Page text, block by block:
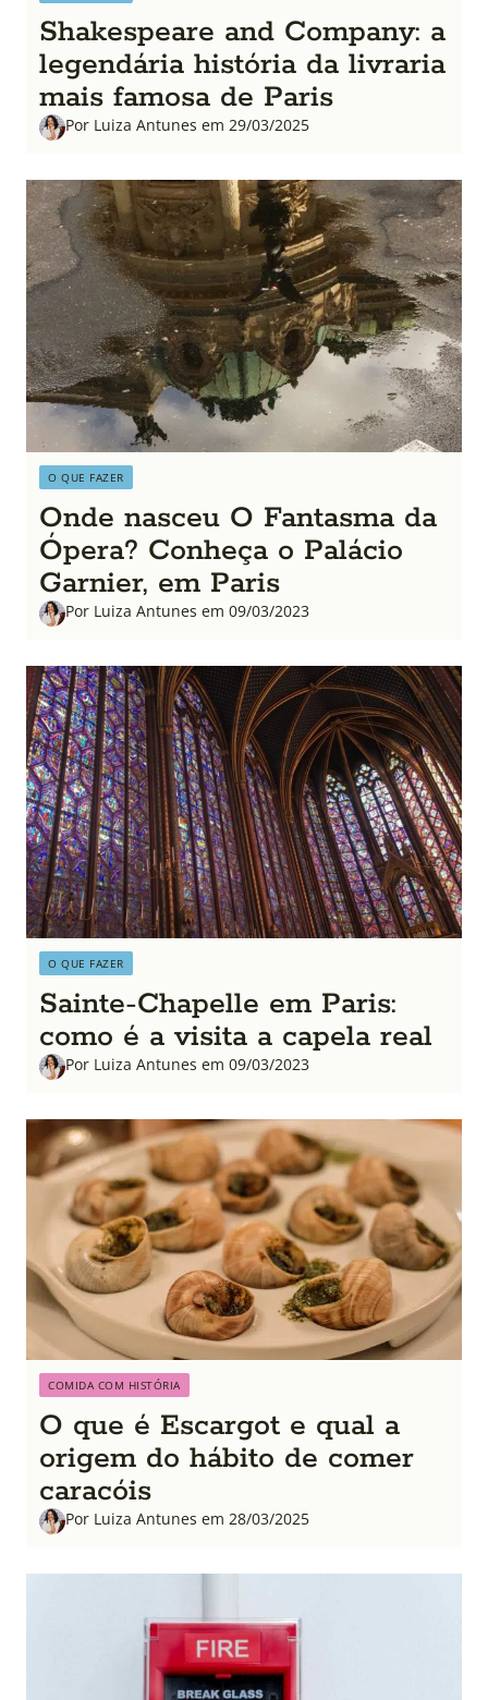
Shakespeare and Company: a
legendária história da livraria
mais famosa de Paris
Por Luiza Antunes em 29/03/2025
O QUE FAZER
Onde nasceu O Fantasma da
Ópera? Conheça o Palácio
Garnier, em Paris
Por Luiza Antunes em 09/03/2023
O QUE FAZER
Sainte-Chapelle em Paris:
como é a visita a capela real
Por Luiza Antunes em 09/03/2023
COMIDA COM HISTÓRIA
O que é Escargot e qual a
origem do hábito de comer
caracóis
Por Luiza Antunes em 28/03/2025